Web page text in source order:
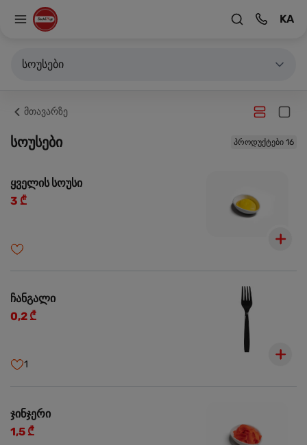
KA
სოუსები
მთავარზე
სოუსები პროდუქტები 16
ყველის სოუსი
3 ₾
ჩანგალი
0,2 ₾
1
ჯინჯერი
1,5 ₾